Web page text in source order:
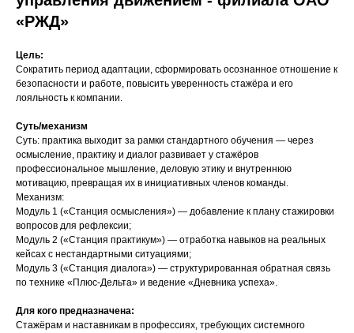
«РЖД»
Цель:
Сократить период адаптации, сформировать осознанное отношение к
безопасности и работе, повысить уверенность стажёра и его
лояльность к компании.
Суть/механизм
Суть: практика выходит за рамки стандартного обучения — через
осмысление, практику и диалог развивает у стажёров
профессиональное мышление, деловую этику и внутреннюю
мотивацию, превращая их в инициативных членов команды.
Механизм:
Модуль 1 («Станция осмысления») — добавление к плану стажировки
вопросов для рефлексии;
Модуль 2 («Станция практикум») — отработка навыков на реальных
кейсах с нестандартными ситуациями;
Модуль 3 («Станция диалога») — структурированная обратная связь
по технике «Плюс‑Дельта» и ведение «Дневника успеха».
Для кого предназначена:
Стажёрам и наставникам в профессиях, требующих системного